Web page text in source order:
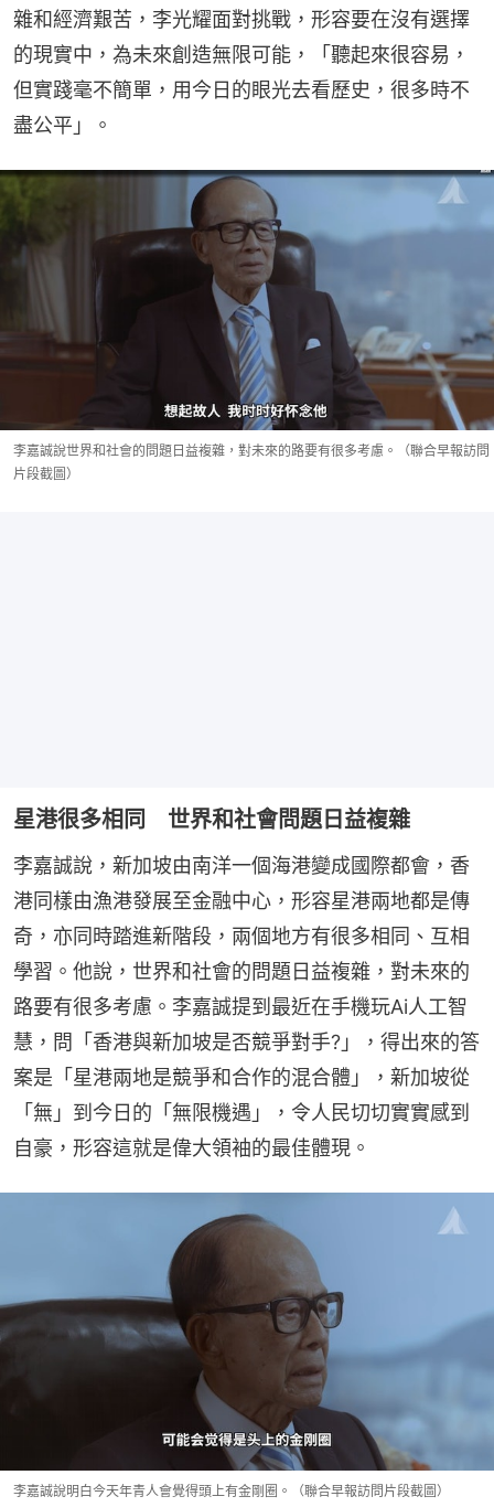
雜和經濟艱苦，李光耀面對挑戰，形容要在沒有選擇
的現實中，為未來創造無限可能，「聽起來很容易，
但實踐毫不簡單，用今日的眼光去看歷史，很多時不
盡公平」。
李嘉誠說世界和社會的問題日益複雜，對未來的路要有很多考慮。（聯合早報訪問
片段截圖）
星港很多相同 世界和社會問題日益複雜
李嘉誠說，新加坡由南洋一個海港變成國際都會，香
港同樣由漁港發展至金融中心，形容星港兩地都是傳
奇，亦同時踏進新階段，兩個地方有很多相同、互相
學習。他說，世界和社會的問題日益複雜，對未來的
路要有很多考慮。李嘉誠提到最近在手機玩Ai人工智
慧，問「香港與新加坡是否競爭對手?」，得出來的答
案是「星港兩地是競爭和合作的混合體」，新加坡從
「無」到今日的「無限機遇」，令人民切切實實感到
自豪，形容這就是偉大領袖的最佳體現。
李嘉誠說明白今天年青人會覺得頭上有金剛圈。（聯合早報訪問片段截圖）